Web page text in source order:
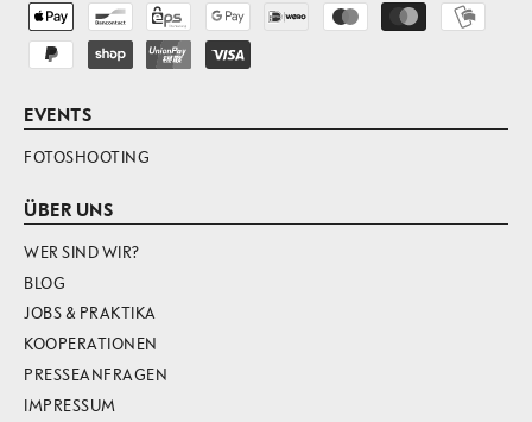
EVENTS
FOTOSHOOTING
ÜBER UNS
WER SIND WIR?
BLOG
JOBS & PRAKTIKA
KOOPERATIONEN
PRESSEANFRAGEN
IMPRESSUM